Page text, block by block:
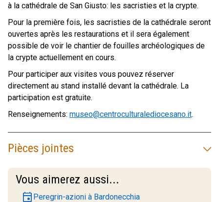
à la cathédrale de San Giusto: les sacristies et la crypte.
Pour la première fois, les sacristies de la cathédrale seront
ouvertes après les restaurations et il sera également
possible de voir le chantier de fouilles archéologiques de
la crypte actuellement en cours.
Pour participer aux visites vous pouvez réserver
directement au stand installé devant la cathédrale. La
participation est gratuite.
Renseignements: museo@centroculturalediocesano.it.
Pièces jointes
Vous aimerez aussi...
event Peregrin-azioni à Bardonecchia